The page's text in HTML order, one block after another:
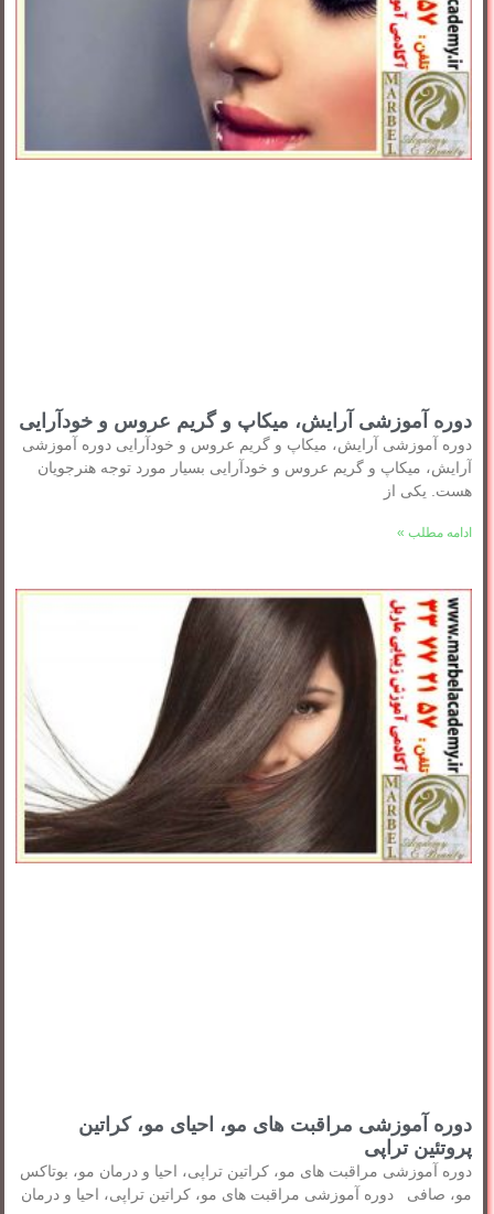
دوره آموزشی آرایش، میکاپ و گریم عروس و خودآرایی
دوره آموزشی آرایش، میکاپ و گریم عروس و خودآرایی دوره آموزشی
آرایش، میکاپ و گریم عروس و خودآرایی بسیار مورد توجه هنرجویان
هست. یکی از
ادامه مطلب »
دوره آموزشی مراقبت های مو، احیای مو، کراتین
پروتئین تراپی
دوره آموزشی مراقبت های مو، کراتین تراپی، احیا و درمان مو، بوتاکس
مو، صافی دوره آموزشی مراقبت های مو، کراتین تراپی، احیا و درمان